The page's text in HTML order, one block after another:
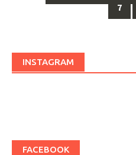
7
INSTAGRAM
FACEBOOK